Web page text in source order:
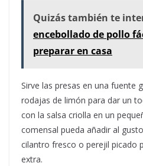
Quizás también te
encebollado de pollo
preparar en casa
Sirve las presas en una fuente
rodajas de limón para dar un
con la salsa criolla en un
comensal pueda añadir al
cilantro fresco o perejil picado
extra.